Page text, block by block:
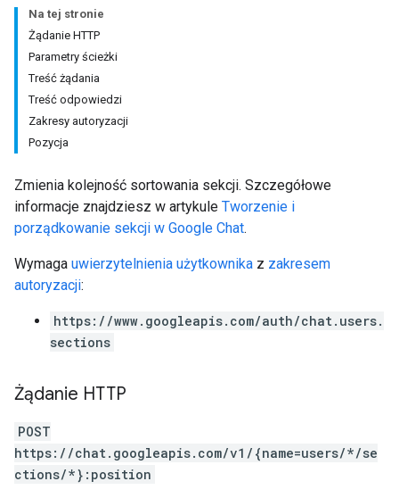
Na tej stronie
Żądanie HTTP
Parametry ścieżki
Treść żądania
Treść odpowiedzi
Zakresy autoryzacji
Pozycja
Zmienia kolejność sortowania sekcji. Szczegółowe
informacje znajdziesz w artykule Tworzenie i
porządkowanie sekcji w Google Chat.
Wymaga uwierzytelnienia użytkownika z zakresem
autoryzacji:
https://www.googleapis.com/auth/chat.users.
sections
Żądanie HTTP
POST
https://chat.googleapis.com/v1/{name=users/*/se
ctions/*}:position